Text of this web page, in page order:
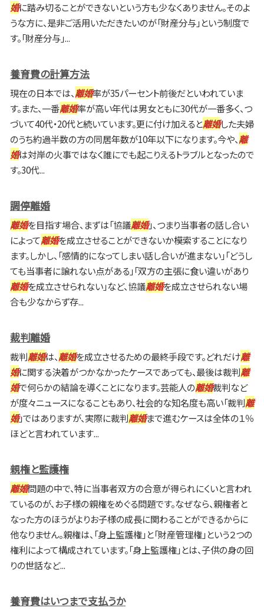
婚に踏み切ることができないという方も少なくありません。そのよ
うな方に、是非ご活用いただきたいのが「財産分与」という制度で
す。「財産分与」...
養育費の計算方法
現在の日本では、離婚率が35パーセント前後だといわれていま
す。また、一番離婚率が高い年代は男女ともに30代が一番多く、つ
づいて40代・20代と続いています。更に付け加えると離婚した夫婦
のうち約過半数の方の同居年数が10年以下になります。今や、離
婚は対岸の火事ではなく誰にでも起こりえるトラブルとなったので
す。30代...
調停離婚
離婚を目指す場合、まずは「協議離婚」、つまり当事者の話し合い
によって離婚を成立させることができないか模索することになり
ます。しかし、「感情的になってしまい話し合いが進まない」「どうし
ても当事者に譲れない点がある」「双方の主張に食い違いがあり
離婚を成立させられない」など、協議離婚を成立させられない場
合も少なからず存...
裁判離婚
裁判離婚は、離婚を成立させるための最終手段です。どれだけ離
婚に関する決着がつかなかったケースであっても、最後は裁判離
婚で何らかの結論を導くことになります。芸能人の離婚裁判など
が度々ニュースになることもあり、社会的な知名度も高い「裁判離
婚」ではありますが、実際に裁判離婚まで進むケースは全体の１％
ほどと言われています...
親権と監護権
離婚問題の中で、特に当事者双方の合意が得られにくいと言われ
ているのが、お子様の親権をめぐる問題です。なぜなら、親権者と
なった方のほうがよりお子様の成長に関わることができるからに
他なりません。親権は、「身上監護権」と「財産管理権」という２つの
権利によって構成されています。「身上監護権」とは、子供の身の回
りの世話など...
養育費はいつまで支払うか